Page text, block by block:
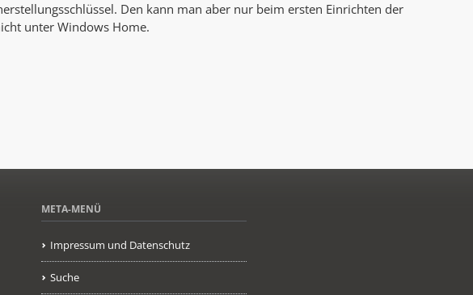
Den kann man aber nur beim ersten Einrichten der
unter Windows Home.
META-MENÜ
Impressum und Datenschutz
Suche